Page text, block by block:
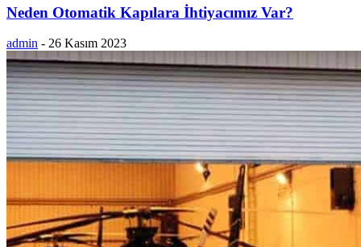
Neden Otomatik Kapılara İhtiyacımız Var?
admin - 26 Kasım 2023